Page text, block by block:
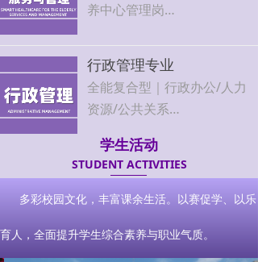
养中心管理岗
行政管理专业
全能复合型｜行政办公/人力
资源/公共关系
松，晋升空间大
1/1
多彩校园文化，丰富课余生活。以赛促学、以乐
育人，全面提升学生综合素养与职业气质。
学生活动
STUDENT ACTIVITIES